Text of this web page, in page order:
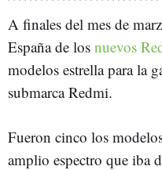
A finales del mes de
España de los nuevos
modelos estrella para la
submarca Redmi.
Fueron cinco los
amplio espectro que iba